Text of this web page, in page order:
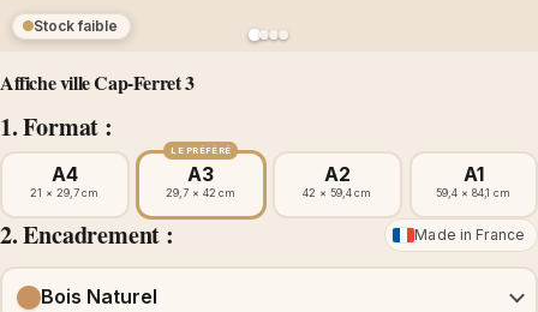
Affiche ville Cap-Ferret 3
1. Format :
Stock faible
A4
21 × 29,7 cm
LE PRÉFÉRÉ
A3
29,7 × 42 cm
A2
42 × 59,4 cm
A1
59,4 × 84,1 cm
2. Encadrement : Made in France
Bois Naturel